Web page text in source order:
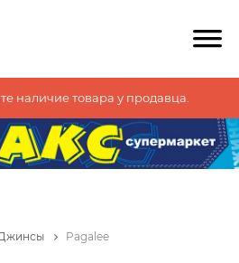
наличие товара у продавца.
Pagalee